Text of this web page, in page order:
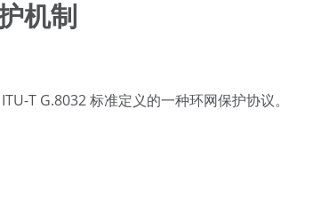
机制
T G.8032 标准定义的一种环网保护协议。